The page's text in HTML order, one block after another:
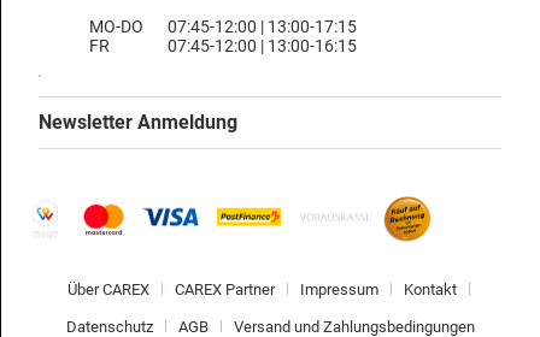
MO-DO
FR
07:45-12:00 | 13:00-17:15
07:45-12:00 | 13:00-16:15
Newsletter Anmeldung
Über CAREX CAREX Partner Impressum Kontakt
Datenschutz AGB Versand und Zahlungsbedingungen